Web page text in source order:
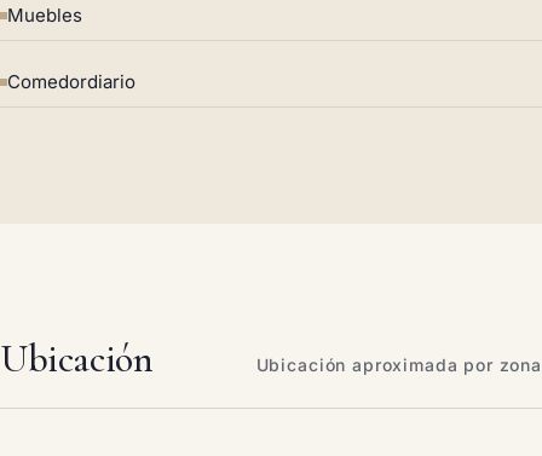
Muebles
Comedordiario
Ubicación Ubicación aproximada por zona